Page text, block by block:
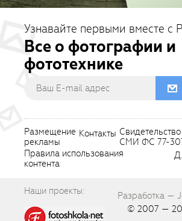
Узнавайте первыми вместе с
Все о фотографии и
фототехнике
Размещение
рекламы
Контакты
СМИ ФС 77-
Правила использования
контента
Наши проекты:
Разработка —
© 2007 —